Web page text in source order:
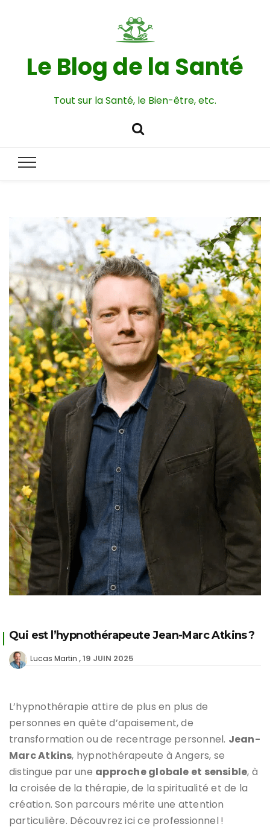
Le Blog de la Santé
Tout sur la Santé, le Bien-être, etc.
Qui est l’hypnothérapeute Jean-Marc Atkins ?
Lucas Martin 19 JUIN 2025
L’hypnothérapie attire de plus en plus de
personnes en quête d’apaisement, de
transformation ou de recentrage personnel. Jean-
Marc Atkins, hypnothérapeute à Angers, se
distingue par une approche globale et sensible, à
la croisée de la thérapie, de la spiritualité et de la
création. Son parcours mérite une attention
particulière. Découvrez ici ce professionnel !